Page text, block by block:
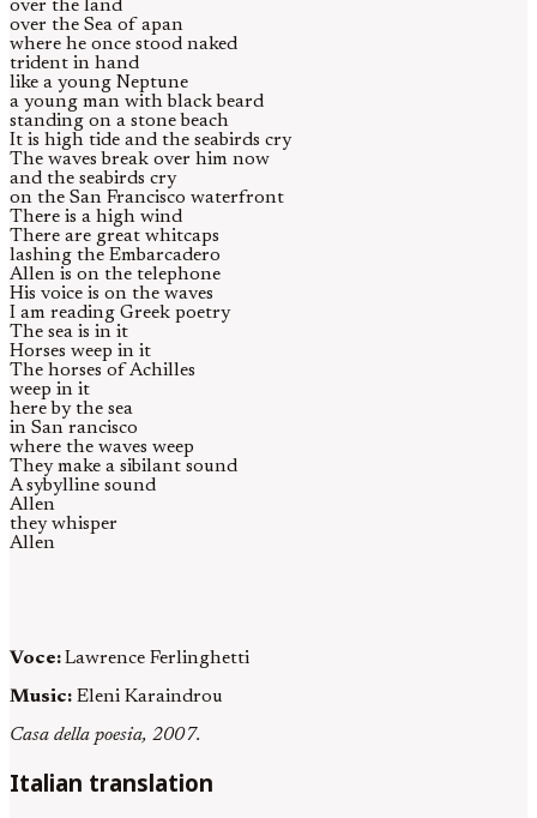
over the land
over the Sea of apan
where he once stood naked
trident in hand
like a young Neptune
a young man with black beard
standing on a stone beach
It is high tide and the seabirds cry
The waves break over him now
and the seabirds cry
on the San Francisco waterfront
There is a high wind
There are great whitcaps
lashing the Embarcadero
Allen is on the telephone
His voice is on the waves
I am reading Greek poetry
The sea is in it
Horses weep in it
The horses of Achilles
weep in it
here by the sea
in San rancisco
where the waves weep
They make a sibilant sound
A sybylline sound
Allen
they whisper
Allen
Voce:Lawrence Ferlinghetti
Music: Eleni Karaindrou
Casa della poesia, 2007.
Italian translation